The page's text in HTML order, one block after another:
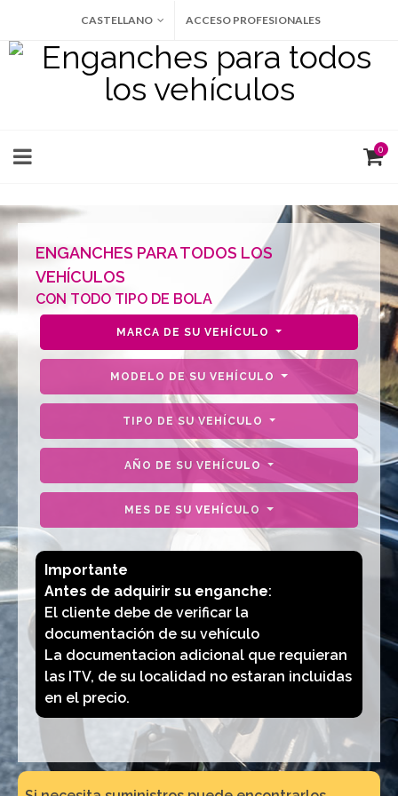
CASTELLANO ACCESO PROFESIONALES
0
ENGANCHES PARA TODOS LOS
VEHÍCULOS
CON TODO TIPO DE BOLA
MARCA DE SU VEHÍCULO
MODELO DE SU VEHÍCULO
TIPO DE SU VEHÍCULO
AÑO DE SU VEHÍCULO
MES DE SU VEHÍCULO
Importante
Antes de adquirir su enganche:
El cliente debe de verificar la
documentación de su vehículo
La documentacion adicional que requieran
las ITV, de su localidad no estaran incluidas
en el precio.